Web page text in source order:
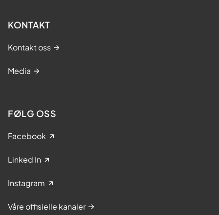
KONTAKT
Kontakt oss
Media
FØLG OSS
Facebook
Linked In
Instagram
Våre offisielle kanaler